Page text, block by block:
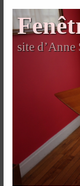
site